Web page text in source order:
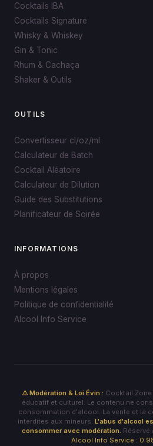
Cocktails IBA
Cocktails Signature
Whisky & Whiskey
Gin & Tonic
Rhum & Cachaça
Shaker & Outils
OUTILS
Convertisseur cl/oz/ml
Calculateur de Batch
Cocktail Aléatoire
Calculateur de Dilution
Guide des Substitutions
Planificateur de Soirée
INFORMATIONS
À propos
Mentions légales
Politique de confidentialité
Alcool Info Service
⚠️ Modération & Loi Évin : Cocktail
éducatif et culturel. Le contenu ne
consommation d'alcool. La vente et la
interdites aux mineurs. L'abus d'alcool
consommer avec modération.
Alcool Info Service : 0